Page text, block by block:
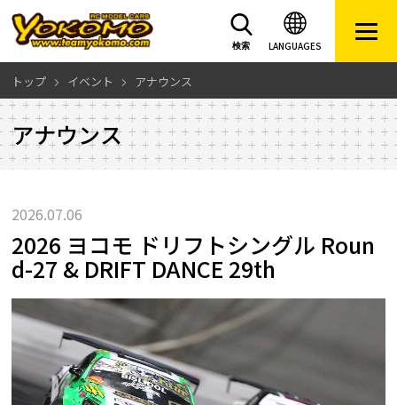
LANGUAGES
検索
トップ イベント アナウンス
アナウンス
2026.07.06
2026 ヨコモ ドリフトシングル Roun
d-27 & DRIFT DANCE 29th